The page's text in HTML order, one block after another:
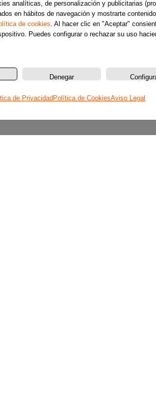
analíticas, de personalización y publicitarias
en hábitos de navegación y mostrarte
de cookies. Al hacer clic en "Aceptar"
Puedes configurar o rechazar su uso
Denegar
de Privacidad Política de CookiesAviso Legal